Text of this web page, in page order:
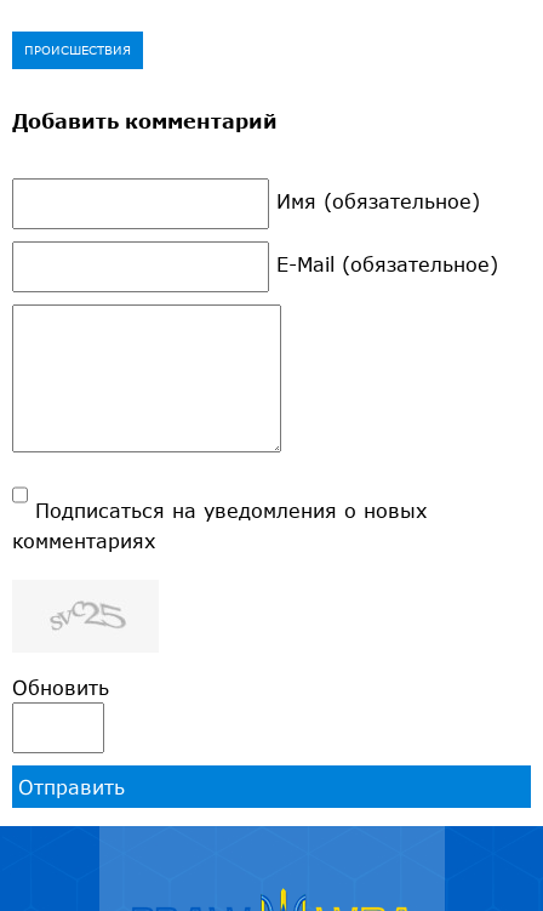
ПРОИСШЕСТВИЯ
Добавить комментарий
Имя (обязательное)
E-Mail (обязательное)
Подписаться на уведомления о новых
комментариях
Обновить
Отправить